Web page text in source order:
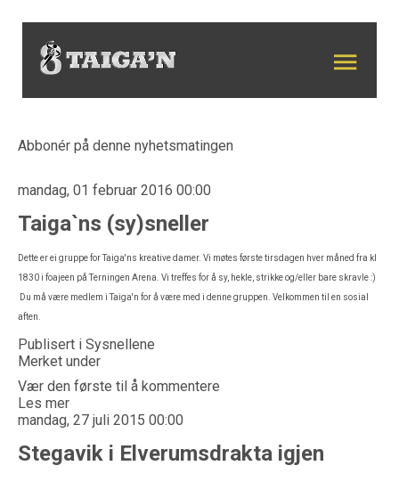
Abbonér på denne nyhetsmatingen
mandag, 01 februar 2016 00:00
Taiga`ns (sy)sneller
Dette er ei gruppe for Taiga'ns kreative damer. Vi møtes første tirsdagen hver måned fra kl
1830 i foajeen på Terningen Arena. Vi treffes for å sy, hekle, strikke og/eller bare skravle :)
Du må være medlem i Taiga'n for å være med i denne gruppen. Velkommen til en sosial
aften.
Publisert i Sysnellene
Merket under
Vær den første til å kommentere
Les mer
mandag, 27 juli 2015 00:00
Stegavik i Elverumsdrakta igjen